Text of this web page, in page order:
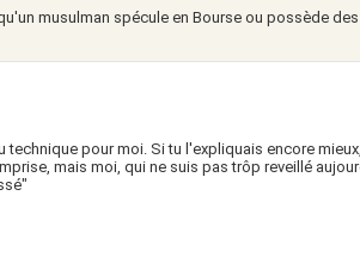
musulman spécule en Bourse ou possède
pour moi. Si tu l'expliquais encore
mais moi, qui ne suis pas trôp reveillé